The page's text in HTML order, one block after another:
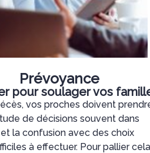
Prévoyance
pour soulager vos
vos proches doivent
de décisions souvent dans
et la confusion avec des choix
à effectuer. Pour pallier